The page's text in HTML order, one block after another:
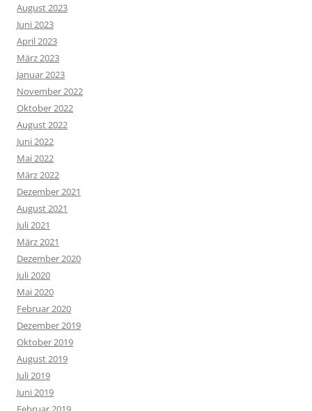
August 2023
Juni 2023
April 2023
März 2023
Januar 2023
November 2022
Oktober 2022
August 2022
Juni 2022
Mai 2022
März 2022
Dezember 2021
August 2021
Juli 2021
März 2021
Dezember 2020
Juli 2020
Mai 2020
Februar 2020
Dezember 2019
Oktober 2019
August 2019
Juli 2019
Juni 2019